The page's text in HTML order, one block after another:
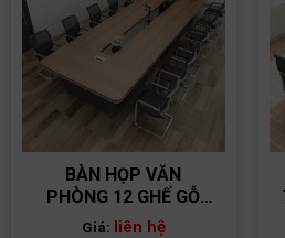
BÀN HỌP VĂN
PHÒNG 12 GHẾ GỖ
MDF BH04
Giá: liên hệ